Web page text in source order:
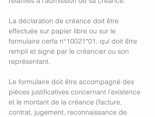
La déclaration de créance doit être
effectuée sur papier libre ou sur le
formulaire cerfa n°10021*01, qui doit être
rempli et signé par le créancier ou son
représentant.
Le formulaire doit être accompagné des
pièces justificatives concernant l'existence
et le montant de la créance (facture,
contrat, jugement, reconnaissance de